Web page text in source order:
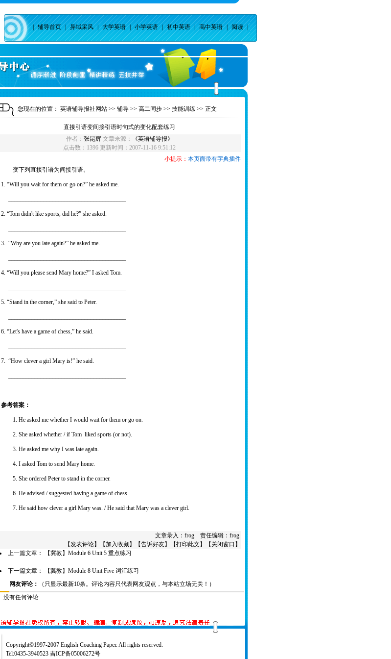
| 辅导首页 | 异域采风 | 大学英语 | 小学英语 | 初中英语 | 高中英语 | 阅读 |
您现在的位置： 英语辅导报社网站 >> 辅导 >> 高二同步 >> 技能训练 >> 正文
直接引语变间接引语时句式的变化配套练习
作者： 张昆辉文章来源：
《英语辅导报》
点击数： 1396 更新时间：2007-11-16 9:51:12
小提示： 本页面带有字典插件
变下列直接引语为间接引语。
1. “Will you wait for them or go on?” he asked me.
2. “Tom didn't like sports, did he?” she asked.
3. “Why are you late again?” he asked me.
4. “Will you please send Mary home?” I asked Tom.
5. “Stand in the corner,” she said to Peter.
6. “Let's have a game of chess,” he said.
7. “How clever a girl Mary is!” he said.
参考答案：
1. He asked me whether I would wait for them or go on.
2. She asked whether / if Tom liked sports (or not).
3. He asked me why I was late again.
4. I asked Tom to send Mary home.
5. She ordered Peter to stand in the corner.
6. He advised / suggested having a game of chess.
7. He said how clever a girl Mary was. / He said that Mary was a clever girl.
文章录入：frog 责任编辑：frog
【发表评论】【加入收藏】【告诉好友】【打印此文 】【 关闭窗口 】
上一篇文章：
【冀教】Module 6 Unit 5 重点练习
下一篇文章：
【冀教】Module 8 Unit Five 词汇练习
网友评论：
（只显示最新10条。评论内容只代表网友观点，与本站立场无关！）
没有任何评论
Copyright©1997-2007 English Coaching Paper. All rights reserved.
Tel:0435-3940523 吉ICP备05006272号